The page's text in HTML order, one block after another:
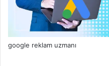
google reklam uzmanı